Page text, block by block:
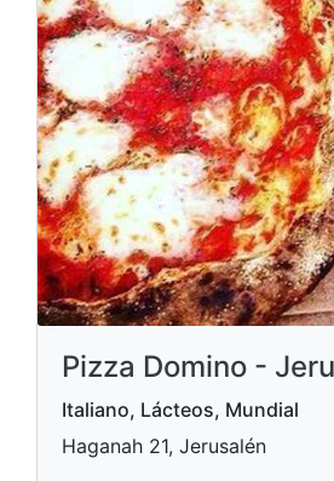
Pizza Domino -
Italiano, Lácteos, Mundial
Haganah 21, Jerusalén